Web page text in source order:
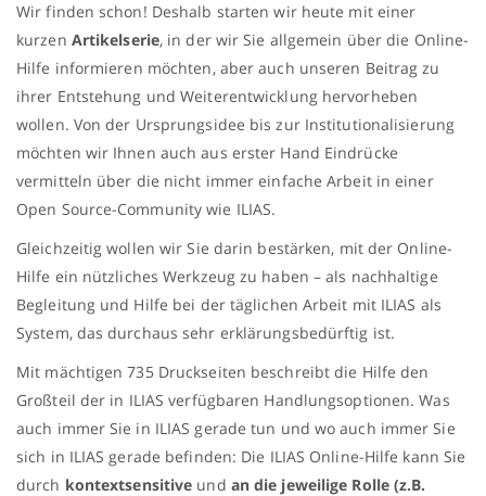
Wir finden schon! Deshalb starten wir heute mit einer
kurzen Artikelserie, in der wir Sie allgemein über die Online-
Hilfe informieren möchten, aber auch unseren Beitrag zu
ihrer Entstehung und Weiterentwicklung hervorheben
wollen. Von der Ursprungsidee bis zur Institutionalisierung
möchten wir Ihnen auch aus erster Hand Eindrücke
vermitteln über die nicht immer einfache Arbeit in einer
Open Source-Community wie ILIAS.
Gleichzeitig wollen wir Sie darin bestärken, mit der Online-
Hilfe ein nützliches Werkzeug zu haben – als nachhaltige
Begleitung und Hilfe bei der täglichen Arbeit mit ILIAS als
System, das durchaus sehr erklärungsbedürftig ist.
Mit mächtigen 735 Druckseiten beschreibt die Hilfe den
Großteil der in ILIAS verfügbaren Handlungsoptionen. Was
auch immer Sie in ILIAS gerade tun und wo auch immer Sie
sich in ILIAS gerade befinden: Die ILIAS Online-Hilfe kann Sie
durch kontextsensitive und an die jeweilige Rolle (z.B.